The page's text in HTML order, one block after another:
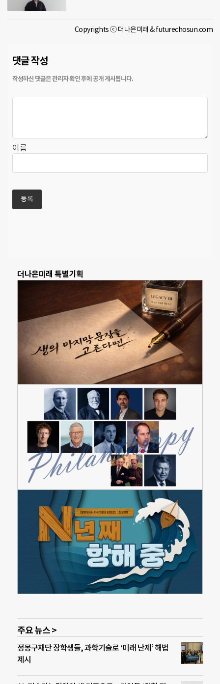
Copyrights ⓒ 더나은미래 & futurechosun.com
댓글 작성
이름
더나은미래 특별기획
주요 뉴스 >
정몽구재단 장학생들, 과학기술로 ‘미래 난제’ 해법
제시